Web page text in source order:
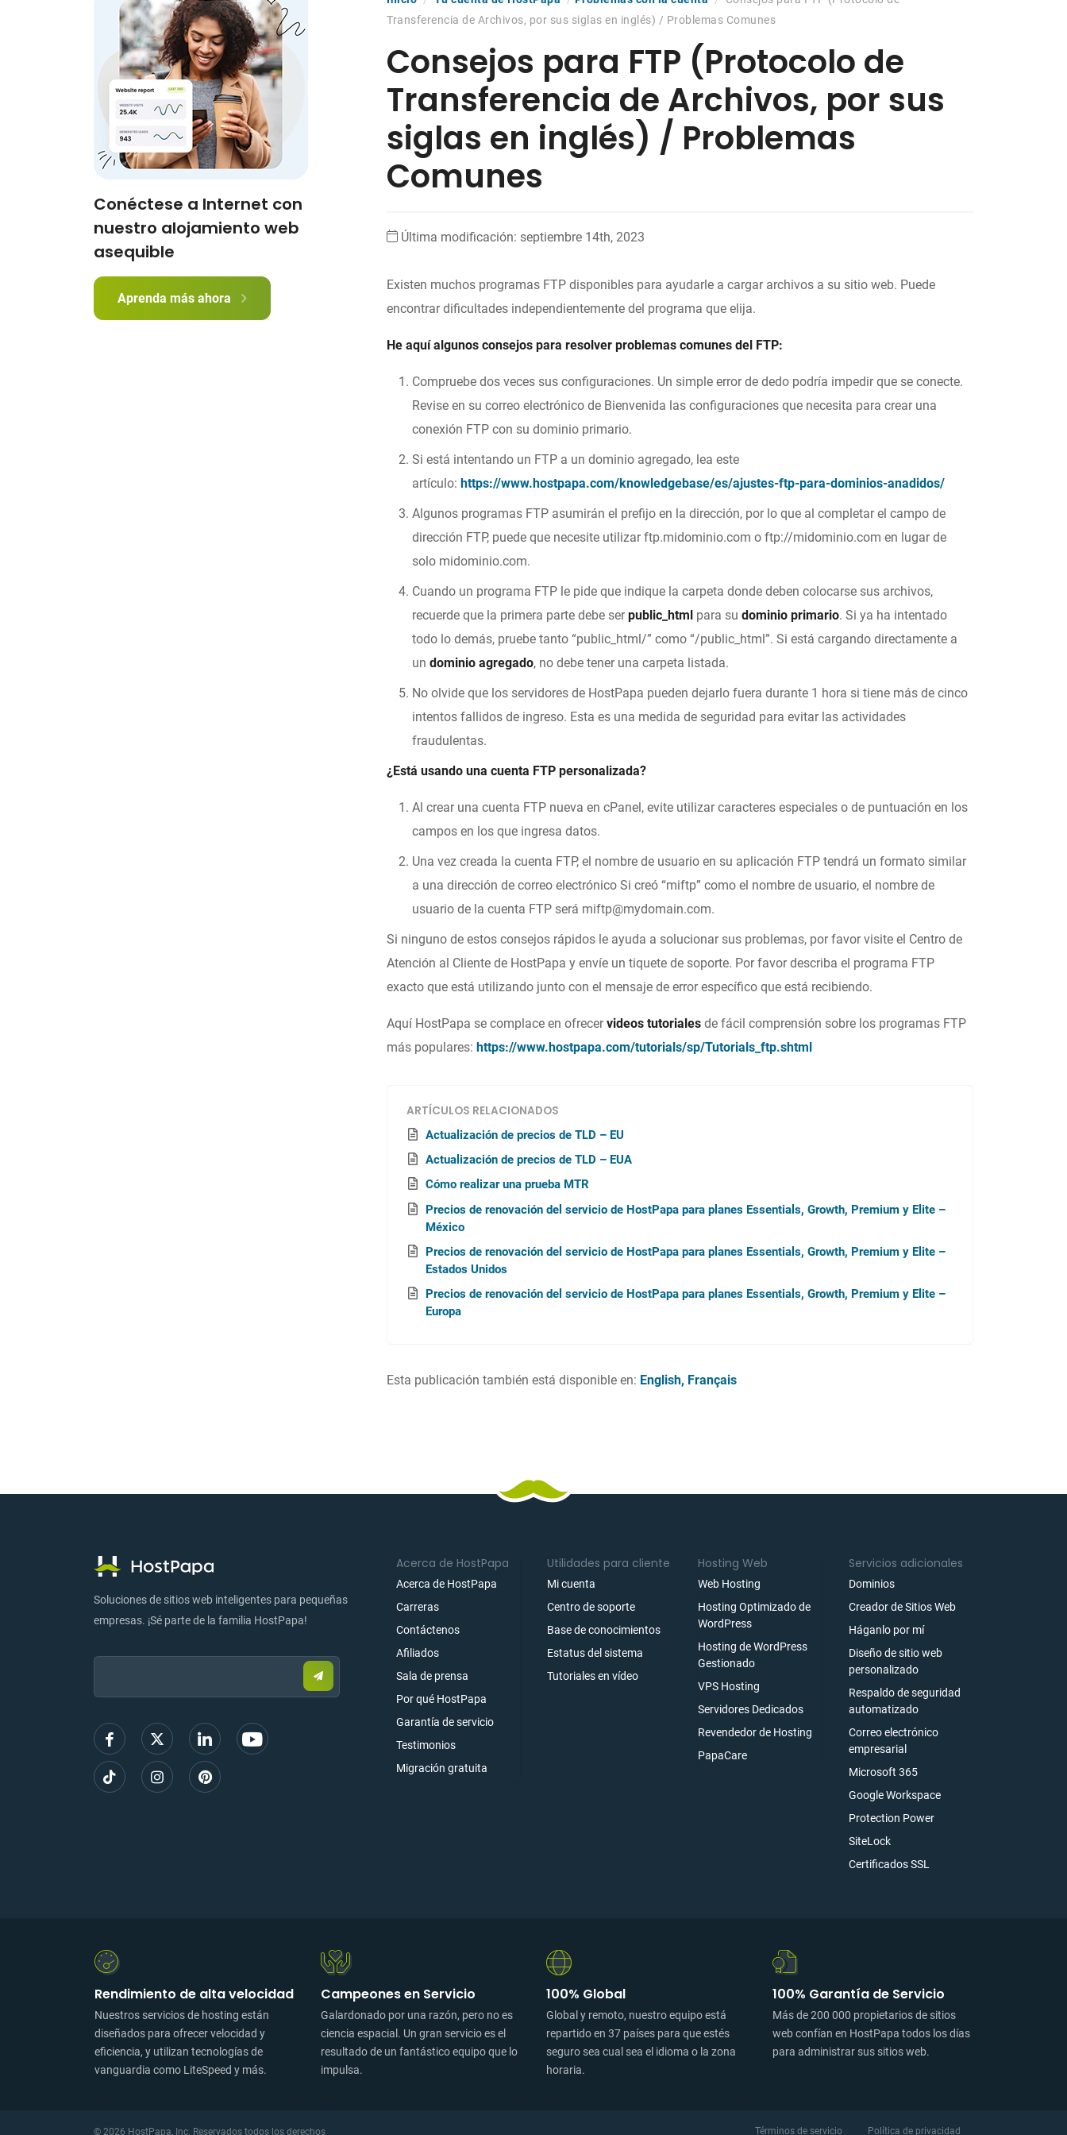
Transferencia de Archivos, por sus siglas en inglés) / Problemas Comunes
Consejos para FTP (Protocolo de
Transferencia de Archivos, por sus
siglas en inglés) / Problemas
Comunes
Última modificación: septiembre 14th, 2023
Existen muchos programas FTP disponibles para ayudarle a cargar archivos a su sitio web. Puede
encontrar dificultades independientemente del programa que elija.
He aquí algunos consejos para resolver problemas comunes del FTP:
Compruebe dos veces sus configuraciones. Un simple error de dedo podría impedir que se conecte.
Revise en su correo electrónico de Bienvenida las configuraciones que necesita para crear una
conexión FTP con su dominio primario.
Si está intentando un FTP a un dominio agregado, lea este
artículo: https://www.hostpapa.com/knowledgebase/es/ajustes-ftp-para-dominios-anadidos/
Algunos programas FTP asumirán el prefijo en la dirección, por lo que al completar el campo de
dirección FTP, puede que necesite utilizarftp.midominio.com oftp://midominio.com en lugar de
solo midominio.com.
Cuando un programa FTP le pide que indique la carpeta donde deben colocarse sus archivos,
recuerde que la primera parte debe serpublic_html para sudominio primario. Si ya ha intentado
todo lo demás, pruebe tanto “public_html/” como “/public_html”. Si está cargando directamente a
undominio agregado, no debe tener una carpeta listada.
No olvide que los servidores de HostPapa pueden dejarlo fuera durante 1 hora si tiene más de cinco
intentos fallidos de ingreso. Esta es una medida de seguridad para evitar las actividades
fraudulentas.
¿Está usando una cuenta FTP personalizada?
Al crear una cuenta FTP nueva en cPanel, evite utilizar caracteres especiales o de puntuación en los
campos en los que ingresa datos.
Una vez creada la cuenta FTP, el nombre de usuario en su aplicación FTP tendrá un formato similar
a una dirección de correo electrónico Si creó “miftp” como el nombre de usuario, el nombre de
usuario de la cuenta FTP será miftp@mydomain.com.
Si ninguno de estos consejos rápidos le ayuda a solucionar sus problemas, por favor visite el Centro de
Atención al Cliente de HostPapa y envíe un tiquete de soporte. Por favor describa el programa FTP
exacto que está utilizando junto con el mensaje de error específico que está recibiendo.
Aquí HostPapa se complace en ofrecervideos tutoriales de fácil comprensión sobre los programas FTP
más populares: https://www.hostpapa.com/tutorials/sp/Tutorials_ftp.shtml
ARTÍCULOS RELACIONADOS
Actualización de precios de TLD – EU
Actualización de precios de TLD – EUA
Cómo realizar una prueba MTR
Precios de renovación del servicio de HostPapa para planes Essentials, Growth, Premium y Elite –
México
Precios de renovación del servicio de HostPapa para planes Essentials, Growth, Premium y Elite –
Estados Unidos
Precios de renovación del servicio de HostPapa para planes Essentials, Growth, Premium y Elite –
Europa
Esta publicación también está disponible en: English Français
Conéctese a Internet con
nuestro alojamiento web
asequible
Aprenda más ahora
Soluciones de sitios web inteligentes para pequeñas
empresas. ¡Sé parte de la familia HostPapa!
Email:
Enviar
correo
para
Acerca de HostPapa
Acerca de HostPapa
Carreras
Contáctenos
Afiliados
Sala de prensa
Por qué HostPapa
Garantía de servicio
Testimonios
Migración gratuita
Utilidades para cliente
Mi cuenta
Centro de soporte
Base de conocimientos
Estatus del sistema
Tutoriales en vídeo
Hosting Web
Web Hosting
Hosting Optimizado de
WordPress
Hosting de WordPress
Gestionado
VPS Hosting
Servidores Dedicados
Revendedor de Hosting
PapaCare
Servicios adicionales
Dominios
Creador de Sitios Web
Háganlo por mí
Diseño de sitio web
personalizado
Respaldo de seguridad
automatizado
Correo electrónico
empresarial
Microsoft 365
Google Workspace
Protection Power
SiteLock
Certificados SSL
Rendimiento de alta velocidad
Nuestros servicios de hosting están
diseñados para ofrecer velocidad y
eficiencia, y utilizan tecnologías de
vanguardia como LiteSpeed y más.
Campeones en Servicio
Galardonado por una razón, pero no es
ciencia espacial. Un gran servicio es el
resultado de un fantástico equipo que lo
impulsa.
100% Global
Global y remoto, nuestro equipo está
repartido en 37 países para que estés
seguro sea cual sea el idioma o la zona
horaria.
100% Garantía de Servicio
Más de 200 000 propietarios de sitios
web confían en HostPapa todos los días
para administrar sus sitios web.
© 2026 HostPapa, Inc. Reservados todos los derechos Términos de servicio Política de privacidad